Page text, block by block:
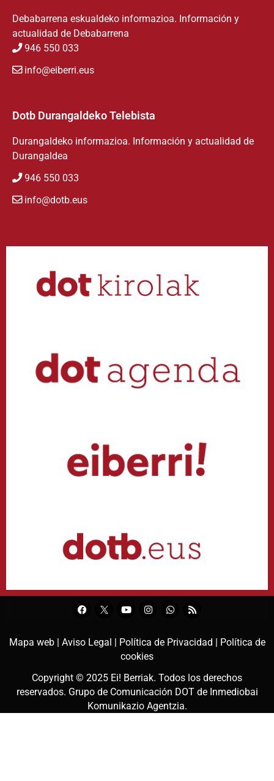
Debabarrena eskualdeko informazioa. Información y
actualidad de Debabarrena
946 550 033
info@eiberri.eus
Dotb Durangaldeko Telebista
Durangaldeko informazioa. Información y actualidad de
Durangaldea
946 550 033
info@dotb.eus
Mapa web | Aviso Legal | Política de Privacidad |
Política de
cookies
Copyright © 2025 Ei! Berriak. Todos los derechos
reservados. Grupo de Comunicación DOT de Inmediobai
Komunikazio Agentzia.